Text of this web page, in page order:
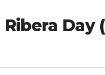
Day